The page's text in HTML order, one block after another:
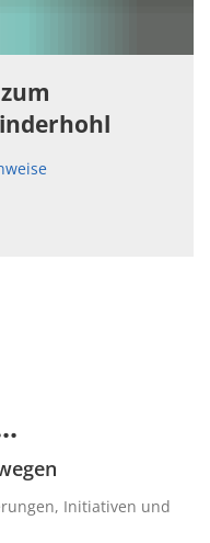
Initiativen und